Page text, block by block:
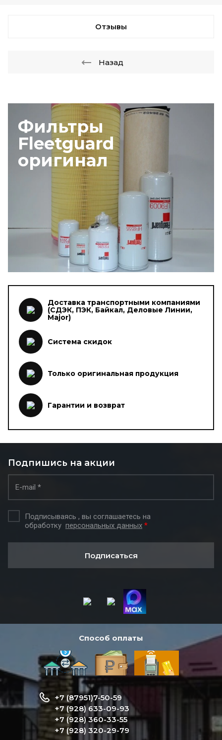
Фильтры
Fleetguard
оригинал
Отзывы
Назад
Доставка транспортными компаниями
(СДЭК, ПЭК, Байкал, Деловые Линии,
Major)
Система скидок
Только оригинальная продукция
Гарантии и возврат
Подпишись на акции
Подписываясь , вы соглашаетесь на
обработку персональных данных *
Подписаться
Способ оплаты
+7 (87951)7-50-59
+7 (928) 633-09-93
+7 (928) 360-33-55
+7 (928) 320-29-79